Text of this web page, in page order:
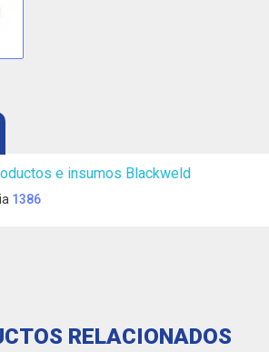
RELACIONADOS
e insumos Blackweld
1386